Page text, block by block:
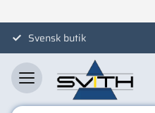
MenySvensk butik